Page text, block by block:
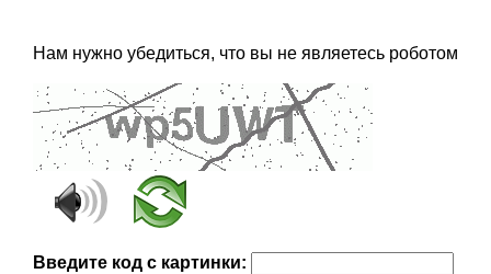
Нам нужно убедиться, что вы не являетесь роботом
Введите код с картинки: